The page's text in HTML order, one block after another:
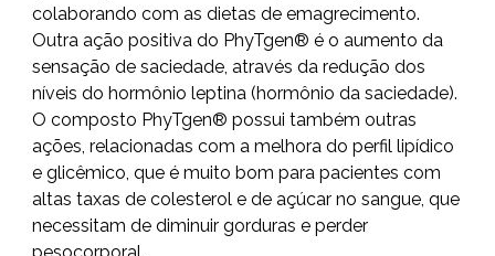
colaborando com as dietas de emagrecimento.
Outra ação positiva do PhyTgen® é o aumento da
sensação de saciedade, através da redução dos
níveis do hormônio leptina (hormônio da saciedade).
O composto PhyTgen® possui também outras
ações, relacionadas com a melhora do perfil lipídico
e glicêmico, que é muito bom para pacientes com
altas taxas de colesterol e de açúcar no sangue, que
necessitam de diminuir gorduras e perder